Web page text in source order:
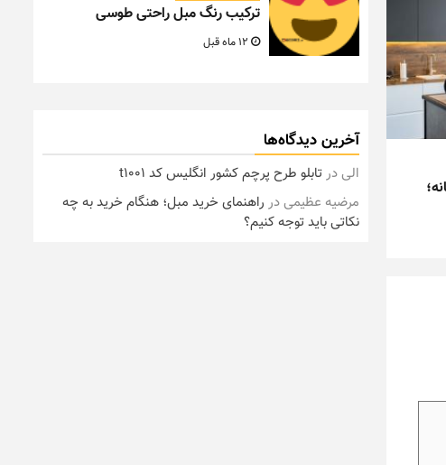
ترکیب رنگ مبل راحتی طوسی
آخرین دیدگاه‌ها
الیدرتابلو طرح پرچم کشور انگلیس کد t1001
مرضیه عظیمیدر راهنمای خرید مبل؛ هنگام خرید به چه
نکاتی باید توجه کنیم؟